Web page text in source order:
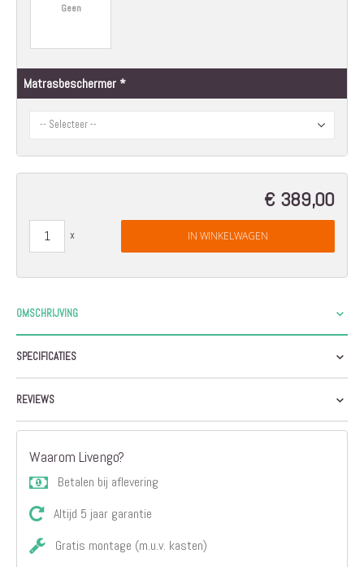
Geen
Matrasbeschermer
€ 389,00
IN WINKELWAGEN
OMSCHRIJVING
SPECIFICATIES
REVIEWS
Waarom Livengo?
Betalen bij aflevering
Altijd 5 jaar garantie
Gratis montage (m.u.v. kasten)